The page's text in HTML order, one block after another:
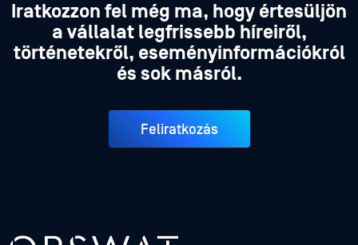
Iratkozzon fel még ma, hogy értesüljön
a vállalat legfrissebb híreiről,
történetekről, eseményinformációkról
és sok másról.
Feliratkozás